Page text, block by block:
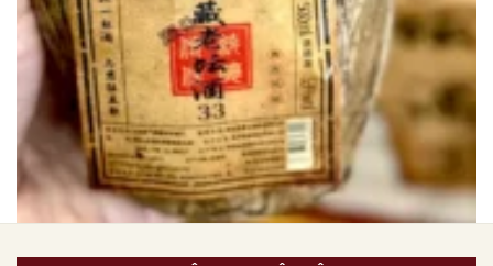
Rượu Mao Đài Ủ Trấu Họ Vương 33 Năm: Dòng rượu lâu
năm cho người sành rượu
1.700.000₫